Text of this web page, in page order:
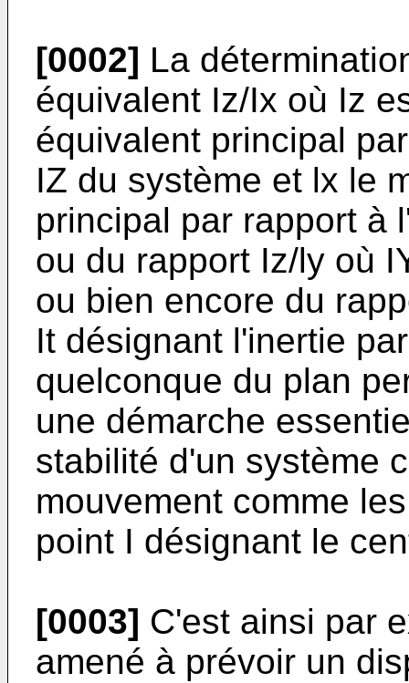
[0002] La
équivalent Iz/Ix où Iz
équivalent principal
IZ du système et lx le
principal par rapport à
ou du rapport Iz/ly où
ou bien encore du
It désignant l'inertie
quelconque du plan
une démarche
stabilité d'un système
mouvement comme
point I désignant le
[0003] C'est ainsi par
amené à prévoir un